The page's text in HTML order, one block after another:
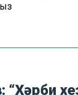
“Хәрби